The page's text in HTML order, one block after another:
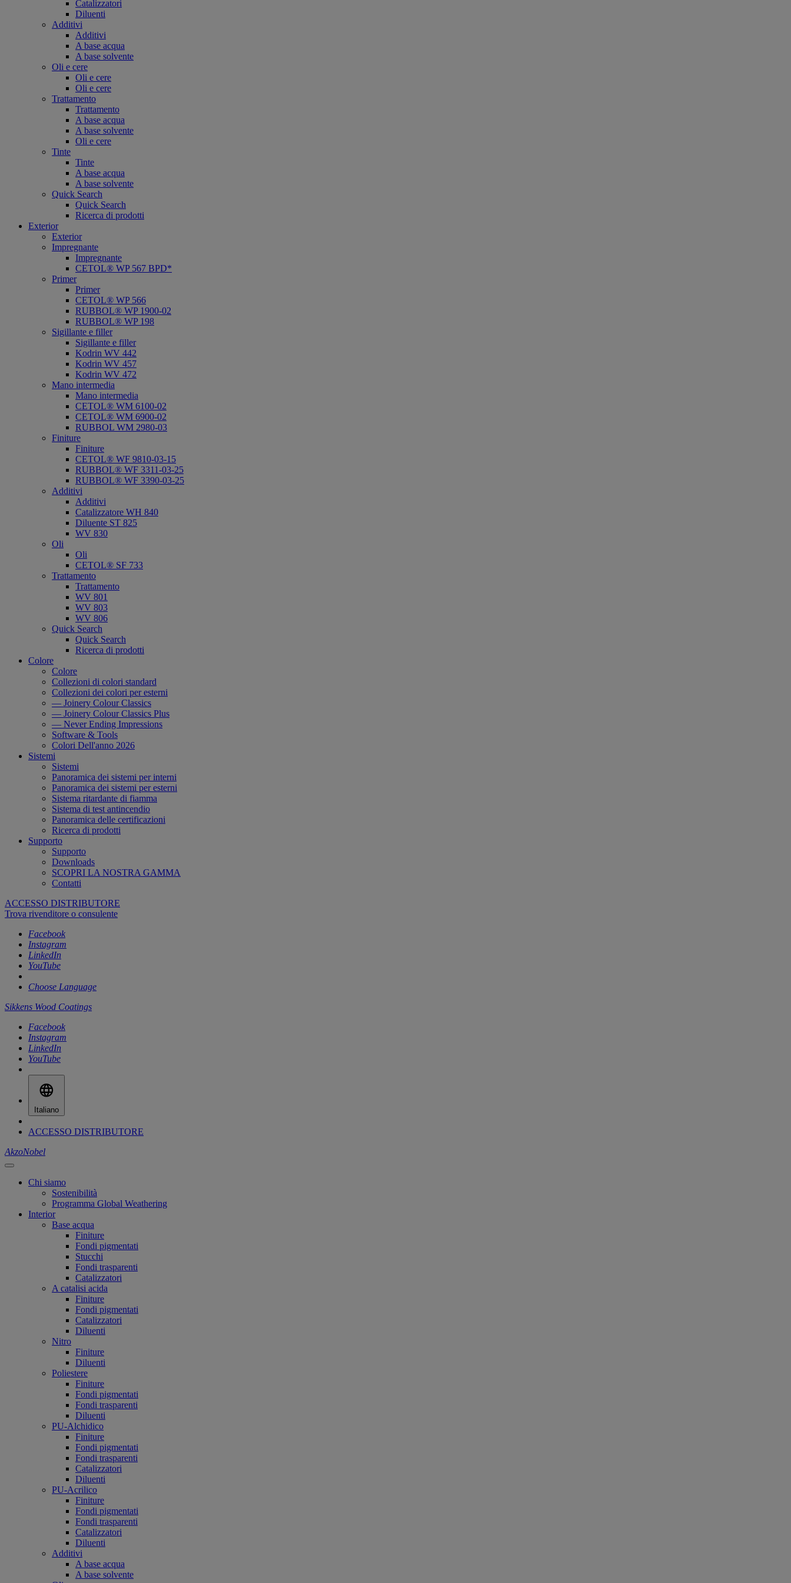
Catalizzatori
Diluenti
Additivi
Additivi
A base acqua
A base solvente
Oli e cere
Oli e cere
Oli e cere
Trattamento
Trattamento
A base acqua
A base solvente
Oli e cere
Tinte
Tinte
A base acqua
A base solvente
Quick Search
Quick Search
Ricerca di prodotti
Exterior
Exterior
Impregnante
Impregnante
CETOL® WP 567 BPD*
Primer
Primer
CETOL® WP 566
RUBBOL® WP 1900-02
RUBBOL® WP 198
Sigillante e filler
Sigillante e filler
Kodrin WV 442
Kodrin WV 457
Kodrin WV 472
Mano intermedia
Mano intermedia
CETOL® WM 6100-02
CETOL® WM 6900-02
RUBBOL WM 2980-03
Finiture
Finiture
CETOL® WF 9810-03-15
RUBBOL® WF 3311-03-25
RUBBOL® WF 3390-03-25
Additivi
Additivi
Catalizzatore WH 840
Diluente ST 825
WV 830
Oli
Oli
CETOL® SF 733
Trattamento
Trattamento
WV 801
WV 803
WV 806
Quick Search
Quick Search
Ricerca di prodotti
Colore
Colore
Collezioni di colori standard
Collezioni dei colori per esterni
— Joinery Colour Classics
— Joinery Colour Classics Plus
— Never Ending Impressions
Software & Tools
Colori Dell'anno 2026
Sistemi
Sistemi
Panoramica dei sistemi per interni
Panoramica dei sistemi per esterni
Sistema ritardante di fiamma
Sistema di test antincendio
Panoramica delle certificazioni
Ricerca di prodotti
Supporto
Supporto
Downloads
SCOPRI LA NOSTRA GAMMA
Contatti
ACCESSO DISTRIBUTORE
Trova rivenditore o consulente
Facebook
Instagram
LinkedIn
YouTube
Choose Language
Sikkens Wood Coatings
Facebook
Instagram
LinkedIn
YouTube
Italiano
ACCESSO DISTRIBUTORE
AkzoNobel
Chi siamo
Sostenibilità
Programma Global Weathering
Interior
Base acqua
Finiture
Fondi pigmentati
Stucchi
Fondi trasparenti
Catalizzatori
A catalisi acida
Finiture
Fondi pigmentati
Catalizzatori
Diluenti
Nitro
Finiture
Diluenti
Poliestere
Finiture
Fondi pigmentati
Fondi trasparenti
Diluenti
PU-Alchidico
Finiture
Fondi pigmentati
Fondi trasparenti
Catalizzatori
Diluenti
PU-Acrilico
Finiture
Fondi pigmentati
Fondi trasparenti
Catalizzatori
Diluenti
Additivi
A base acqua
A base solvente